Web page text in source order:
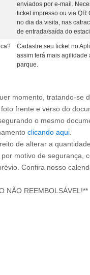
enviados por e-mail.
ticket impresso ou via QR
no dia da visita, nas
de entrada/saída do
Cadastre seu ticket no
assim terá mais agilidade
parque.
momento, tratando-se
frente e verso do
o mesmo
clicando aqui
de alterar a
motivo de segurança,
Confira nosso
NÃO REEMBOLSÁVEL!**